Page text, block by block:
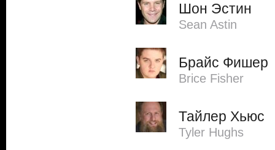
Шон Эстин
Sean Astin
Брайс Фишер
Brice Fisher
Тайлер Хьюс
Tyler Hughs